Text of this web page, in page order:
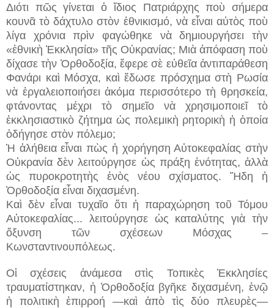
Διότι πῶς γίνεται ὁ ἴδιος Πατριάρχης ποὺ σήμερα
κουνᾶ τὸ δάχτυλο στὸν ἐθνικισμό, νὰ εἶναι αὐτὸς ποὺ
λίγα χρόνια πρὶν φαγώθηκε νὰ δημιουργήσει τὴν
«ἐθνικὴ Ἐκκλησία» τῆς Οὐκρανίας; Μιὰ ἀπόφαση ποὺ
δίχασε τὴν Ὀρθοδοξία, ἔφερε σὲ εὐθεῖα ἀντιπαράθεση
Φανάρι καὶ Μόσχα, καὶ ἔδωσε πρόσχημα στὴ Ρωσία
νὰ ἐργαλειοποιήσει ἀκόμα περισσότερο τὴ θρησκεία,
φτάνοντας μέχρι τὸ σημεῖο νὰ χρησιμοποιεῖ τὸ
ἐκκλησιαστικὸ ζήτημα ὡς πολεμικὴ ρητορικὴ ἡ ὁποία
ὁδήγησε στὸν πόλεμο;
Ἡ ἀλήθεια εἶναι πὼς ἡ χορήγηση Αὐτοκεφαλίας στὴν
Οὐκρανία δὲν λειτούργησε ὡς πράξη ἑνότητας, ἀλλὰ
ὡς πυροκροτητὴς ἑνὸς νέου σχίσματος. Ἤδη ἡ
Ὀρθοδοξία εἶναι διχασμένη.
Καὶ δὲν εἶναι τυχαῖο ὅτι ἡ παραχώρηση τοῦ Τόμου
Αὐτοκεφαλίας... λειτούργησε ὡς καταλύτης γιὰ τὴν
ὄξυνση τῶν σχέσεων Μόσχας –
Κωνσταντινουπόλεως.
Οἱ σχέσεις ἀνάμεσα στὶς Τοπικὲς Ἐκκλησίες
τραυματίστηκαν, ἡ Ὀρθοδοξία βγῆκε διχασμένη, ἐνῷ
ἡ πολιτικὴ ἐπιρροή —καὶ ἀπὸ τὶς δύο πλευρὲς—